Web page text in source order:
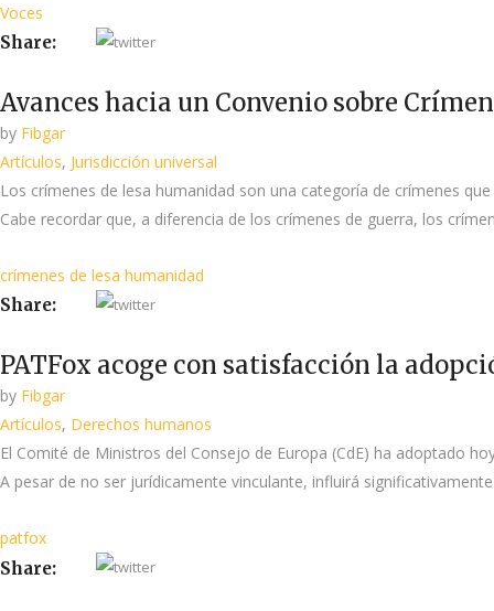
Voces
Share:
Avances hacia un Convenio sobre
by Fibgar
Artículos, Jurisdicción universal
Los crímenes de lesa humanidad son una categoría de crímenes
Cabe recordar que, a diferencia de los crímenes de guerra, los
crímenes de lesa humanidad
Share:
PATFox acoge con satisfacción la
by Fibgar
Artículos, Derechos humanos
El Comité de Ministros del Consejo de Europa (CdE) ha adoptado
A pesar de no ser jurídicamente vinculante, influirá
patfox
Share: